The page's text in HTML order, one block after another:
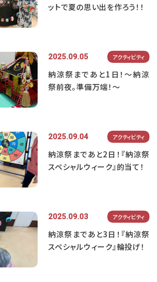
ットで夏の思い出を作ろう！！
2025.09.05 アクティビティ
納涼祭まであと1日！～納涼
祭前夜。準備万端！～
2025.09.04 アクティビティ
納涼祭まであと2日！『納涼祭
スペシャルウィーク』的当て！
2025.09.03 アクティビティ
納涼祭まであと3日！『納涼祭
スペシャルウィーク』輪投げ！